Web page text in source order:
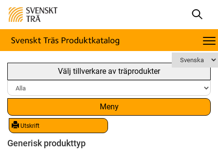
Välj tillverkare av träprodukter
Meny
Utskrift
Generisk produkttyp